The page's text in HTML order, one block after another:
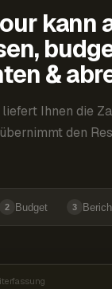
kann
&
Ihnen die
übernimmt den
2 Budget 3